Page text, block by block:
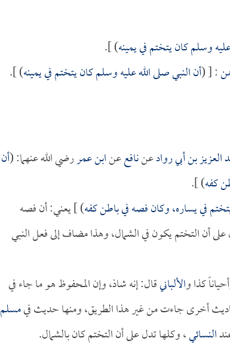
وسلم كان يتختم في يمينه) ].
: [ (أن النبي صلى الله عليه وسلم كان يتختم في يمينه) ].
العزيز بن أبي روادعننافععنابن عمررضي الله عنهما: (أن
كفه) ].
في يساره، وكان فصه في باطن كفه) ] يعني: أن فصه
أن التختم يكون في الشمال، وهذا مضاف إلى فعل النبي
كذا والألبانيقال: إنه شاذ، وإن المحفوظ هو ما جاء في
أخرى جاءت من غير هذا الطريق، ومنها حديث فيمسلم
النسائي، وكلها تدل على أن التختم كان بالشمال.